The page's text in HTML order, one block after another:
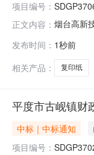
项目编号：
正文内容： 烟台高新
区大华商
发布时间： 1秒前
相关产品：
复印纸
平度市古岘镇财
中标｜中标通知
项目编号：